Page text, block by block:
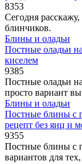
8353
Сегодня
блинчиков.
Блины и оладьи
Постные оладьи
киселем
9385
Постные оладьи
просто вариант
Блины и оладьи
Постные блины с
рецепт без яиц и
9355
Постные блины с
вариантов для